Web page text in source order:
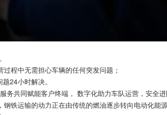
程中无需担心车辆的任何突发问题；
24小时解决。
共同赋能客户终端， 数字化助力车队运营，安全进
运输的动力正在由传统的燃油逐步转向电动化能